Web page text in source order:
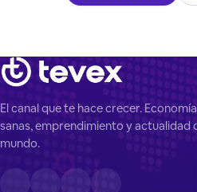
El canal que te hace crecer.
sanas, emprendimiento y actualidad
mundo.